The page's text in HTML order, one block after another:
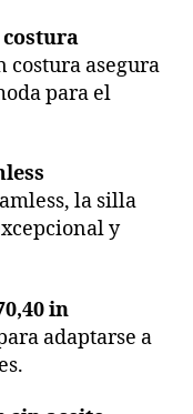
costura
costura asegura
para el
la silla
y
in
adaptarse a